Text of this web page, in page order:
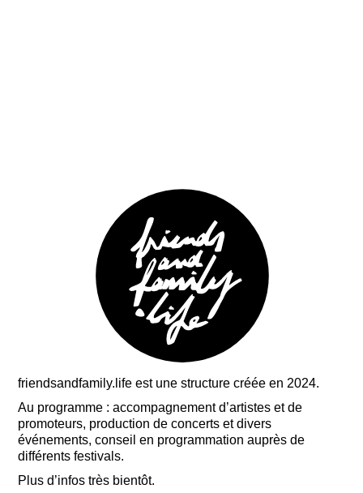
friendsandfamily.life est une structure créée en 2024.
Au programme : accompagnement d’artistes et de
promoteurs, production de concerts et divers
événements, conseil en programmation auprès de
différents festivals.
Plus d’infos très bientôt.